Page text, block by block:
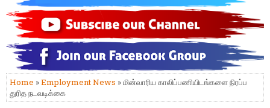
Home »Employment News » மின்வாரிய காலிப்பணியிடங்களை நிரப்ப
துரித நடவடிக்கை